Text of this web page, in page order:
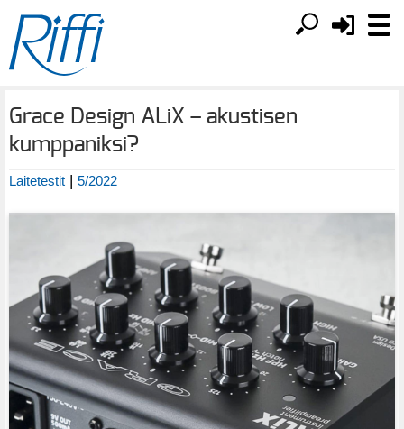
Grace Design ALiX – akustisen
kumppaniksi?
Laitetestit | 5/2022